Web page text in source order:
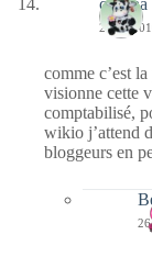
26/11/
comme c’est
visionne cette
comptabilisé,
wikio j’attend
bloggeurs en